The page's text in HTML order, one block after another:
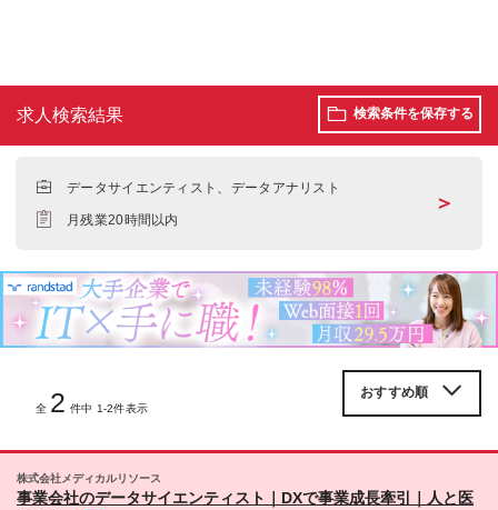
求人検索結果 検索条件を保存する
データサイエンティスト、データアナリスト
月残業20時間以内
＞
全 2 件中 1-2件表示
株式会社メディカルリソース
事業会社のデータサイエンティスト｜DXで事業成長牽引｜人と医